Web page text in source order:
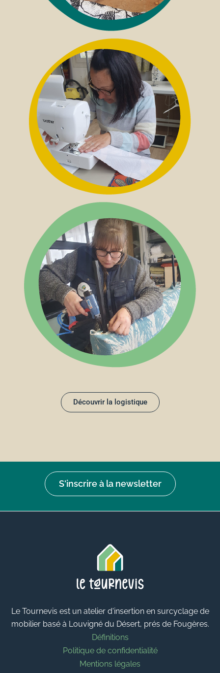
Découvrir la logistique
S'inscrire à la newsletter
Le Tournevis est un atelier d'insertion en surcyclage de
mobilier basé à Louvigné du Désert, prés de Fougères.
Définitions
Politique de confidentialité
Mentions légales